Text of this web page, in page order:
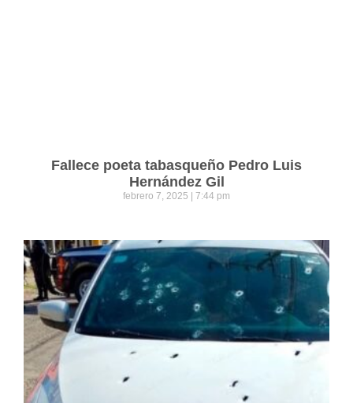
Fallece poeta tabasqueño Pedro Luis
Hernández Gil
febrero 7, 2025 7:44 pm